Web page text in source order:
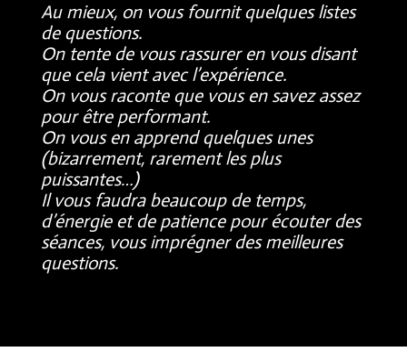
Au mieux, on vous fournit quelques listes
de questions.
On tente de vous rassurer en vous disant
que cela vient avec l’expérience.
On vous raconte que vous en savez assez
pour être performant.
On vous en apprend quelques unes
(bizarrement, rarement les plus
puissantes…)
Il vous faudra beaucoup de temps,
d’énergie et de patience pour écouter des
séances, vous imprégner des meilleures
questions.